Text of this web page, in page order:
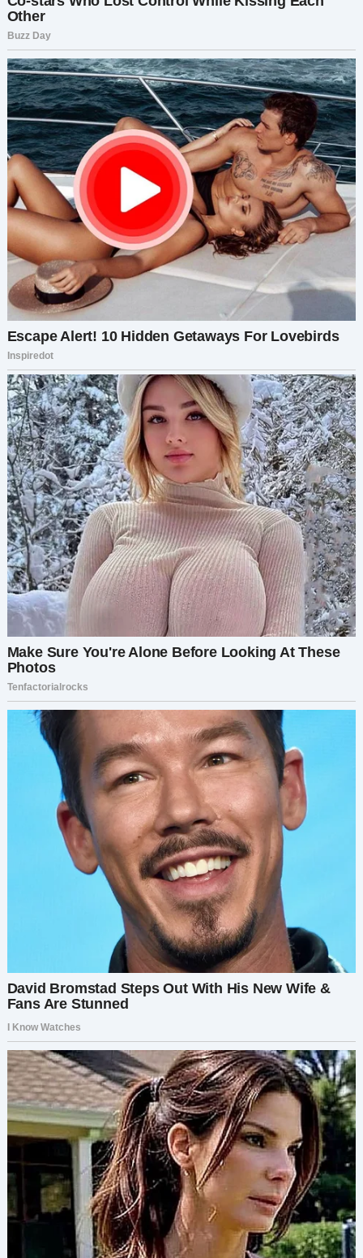
Я вспомнил ночи, когда я тихо плакал после
того, как укладывал их спать. Вспомнил, как
Софи спрашивала: «Папа, а ты думаешь, мама
скучает по нам?»
Я посмотрел Миранде в глаза.
— Исправить? Ты думаешь, можешь просто
вернуться, будто ничего не случилось?
— Пожалуйста, Чарли…
— Нет, — твёрдо ответил я. — Ты не увидишь
девочек. Ты оставила их. Они заслуживают
лучшего. И я тоже.
Я встал.
— Надеюсь, ты найдёшь способ наладить свою
жизнь. Но не за наш счёт.
Когда я вернулся домой, Софи побежала ко мне.
— Папа, можно нам сделать блинчики?
Я улыбнулся и крепко обнял её.
— Конечно, принцесса.
Миранда думала, что свобода — это бросить
нас. Но она не знала, что такое настоящее
счастье. А я знал. И это, чёрт возьми, было по-
настоящему поэтично.